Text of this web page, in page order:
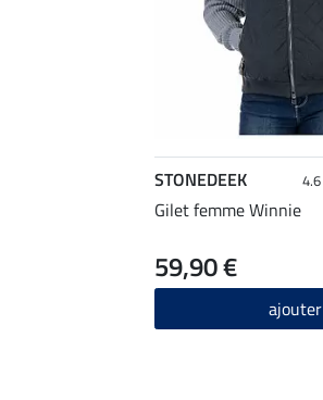
STONEDEEK 4.6
Gilet femme Winnie
59,90 €
ajouter